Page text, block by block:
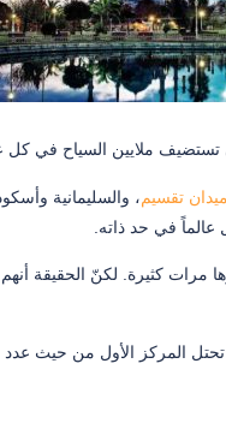
ملايين السياح في كل
ميدان تقسيم، والسليمانية
عالماً في حد ذاته.
مرات كثيرة. لكنّ الحقيقة
المركز الأول من حيث عدد